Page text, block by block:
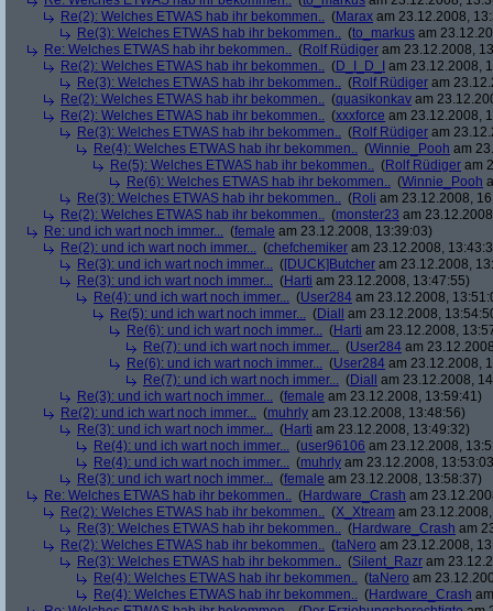
Re(2): Welches ETWAS hab ihr bekommen.. (Marax am 23.12.2008,
Re(3): Welches ETWAS hab ihr bekommen.. (to_markus am
Re: Welches ETWAS hab ihr bekommen.. (Rolf Rüdiger am 23.12.2008,
Re(2): Welches ETWAS hab ihr bekommen.. (D_I_D_I
am 23.12.2008,
Re(3): Welches ETWAS hab ihr bekommen.. (Rolf Rüdiger am
Re(2): Welches ETWAS hab ihr bekommen.. (quasikonkav am
Re(2): Welches ETWAS hab ihr bekommen.. (xxxforce am 23.12.2008,
Re(3): Welches ETWAS hab ihr bekommen.. (Rolf Rüdiger am
Re(4): Welches ETWAS hab ihr bekommen.. (Winnie_Pooh am
Re(5): Welches ETWAS hab ihr bekommen.. (Rolf Rüdiger am
Re(6): Welches ETWAS hab ihr bekommen.. (Winnie_Pooh
Re(3): Welches ETWAS hab ihr bekommen.. (Roli am 23.12.2008,
Re(2): Welches ETWAS hab ihr bekommen.. (monster23 am
Re: und ich wart noch immer... (female am 23.12.2008, 13:39:03)
Re(2): und ich wart noch immer... (chefchemiker am 23.12.2008,
Re(3): und ich wart noch immer... ([DUCK]Butcher am 23.12.2008,
Re(3): und ich wart noch immer... (Harti am 23.12.2008, 13:47:55)
Re(4): und ich wart noch immer... (User284 am 23.12.2008,
Re(5): und ich wart noch immer... (Diall
am 23.12.2008,
Re(6): und ich wart noch immer... (Harti am 23.12.2008,
Re(7): und ich wart noch immer... (User284 am
Re(6): und ich wart noch immer... (User284 am 23.12.2008,
Re(7): und ich wart noch immer... (Diall
am 23.12.2008,
Re(3): und ich wart noch immer... (female am 23.12.2008, 13:59:41)
Re(2): und ich wart noch immer... (muhrly am 23.12.2008, 13:48:56)
Re(3): und ich wart noch immer... (Harti am 23.12.2008, 13:49:32)
Re(4): und ich wart noch immer... (user96106 am 23.12.2008,
Re(4): und ich wart noch immer... (muhrly am 23.12.2008,
Re(3): und ich wart noch immer... (female am 23.12.2008, 13:58:37)
Re: Welches ETWAS hab ihr bekommen.. (Hardware_Crash am
Re(2): Welches ETWAS hab ihr bekommen.. (X_Xtream am
Re(3): Welches ETWAS hab ihr bekommen.. (Hardware_Crash am
Re(2): Welches ETWAS hab ihr bekommen.. (taNero am 23.12.2008,
Re(3): Welches ETWAS hab ihr bekommen.. (Silent_Razr am
Re(4): Welches ETWAS hab ihr bekommen.. (taNero am
Re(4): Welches ETWAS hab ihr bekommen.. (Hardware_Crash